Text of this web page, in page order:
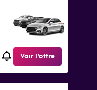
Voir l’offre